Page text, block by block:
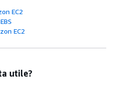
EC2
EC2
utile?